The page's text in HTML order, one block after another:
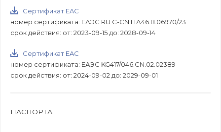
Сертификат EAC
номер сертификата: ЕАЭС RU С-CN.НА46.В.06970/23
срок действия: от: 2023-09-15 до: 2028-09-14
Сертификат EAC
номер сертификата: ЕАЭС KG417/046.CN.02.02389
срок действия: от: 2024-09-02 до: 2029-09-01
ПАСПОРТА